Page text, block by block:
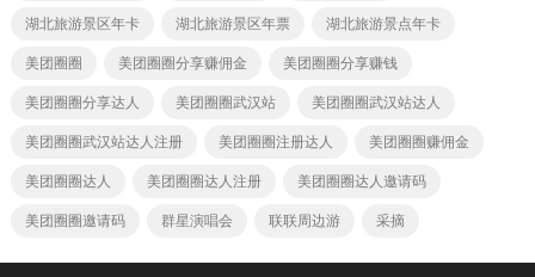
湖北旅游景区年卡 湖北旅游景区年票 湖北旅游景点年卡
美团圈圈 美团圈圈分享赚佣金 美团圈圈分享赚钱
美团圈圈分享达人 美团圈圈武汉站 美团圈圈武汉站达人
美团圈圈武汉站达人注册 美团圈圈注册达人 美团圈圈赚佣金
美团圈圈达人 美团圈圈达人注册 美团圈圈达人邀请码
美团圈圈邀请码 群星演唱会 联联周边游 采摘